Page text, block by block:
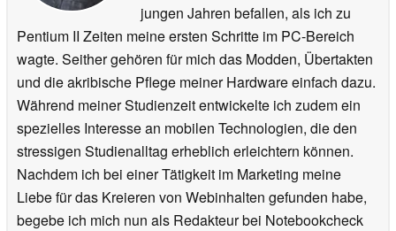
jungen Jahren befallen, als ich zu
Pentium II Zeiten meine ersten Schritte im PC-Bereich
wagte. Seither gehören für mich das Modden, Übertakten
und die akribische Pflege meiner Hardware einfach dazu.
Während meiner Studienzeit entwickelte ich zudem ein
spezielles Interesse an mobilen Technologien, die den
stressigen Studienalltag erheblich erleichtern können.
Nachdem ich bei einer Tätigkeit im Marketing meine
Liebe für das Kreieren von Webinhalten gefunden habe,
begebe ich mich nun als Redakteur bei Notebookcheck